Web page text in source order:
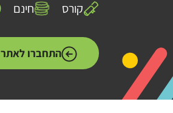
קורס חינם
התחברו לאתר